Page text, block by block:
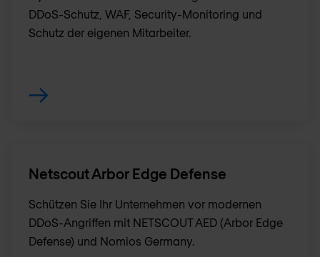
DDoS-Schutz, WAF, Security-Monitoring und
Schutz der eigenen Mitarbeiter.
Netscout Arbor Edge Defense
Schützen Sie Ihr Unternehmen vor modernen
DDoS-Angriffen mit NETSCOUT AED (Arbor Edge
Defense) und Nomios Germany.